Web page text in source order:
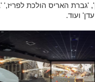
'גברת האריס הולכת
ועוד.